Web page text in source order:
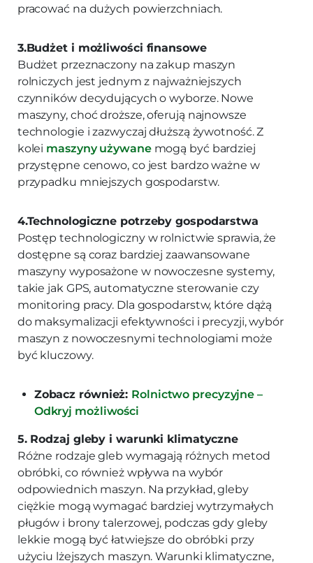
pracować na dużych powierzchniach.
3.Budżet i możliwości finansowe
Budżet przeznaczony na zakup maszyn
rolniczych jest jednym z najważniejszych
czynników decydujących o wyborze. Nowe
maszyny, choć droższe, oferują najnowsze
technologie i zazwyczaj dłuższą żywotność. Z
kolei maszyny używanemogą być bardziej
przystępne cenowo, co jest bardzo ważne w
przypadku mniejszych gospodarstw.
4.Technologiczne potrzeby gospodarstwa
Postęp technologiczny w rolnictwie sprawia, że
dostępne są coraz bardziej zaawansowane
maszyny wyposażone w nowoczesne systemy,
takie jak GPS, automatyczne sterowanie czy
monitoring pracy. Dla gospodarstw, które dążą
do maksymalizacji efektywności i precyzji, wybór
maszyn z nowoczesnymi technologiami może
być kluczowy.
Zobacz również: Rolnictwo precyzyjne –
Odkryj możliwości
5. Rodzaj gleby i warunki klimatyczne
Różne rodzaje gleb wymagają różnych metod
obróbki, co również wpływa na wybór
odpowiednich maszyn. Na przykład, gleby
ciężkie mogą wymagać bardziej wytrzymałych
pługów i brony talerzowej, podczas gdy gleby
lekkie mogą być łatwiejsze do obróbki przy
użyciu lżejszych maszyn. Warunki klimatyczne,